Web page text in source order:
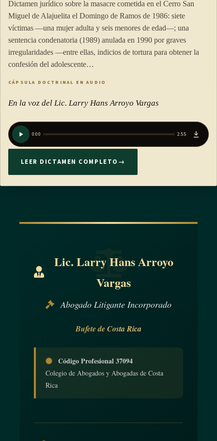
Dictamen jurídico sobre la masacre cometida en el Cerro San
Miguel de Alajuelita el Domingo de Ramos de 1986: siete
víctimas —una mujer adulta y seis menores de edad—; una
sentencia condenatoria (1989) anulada en 1990 por graves
irregularidades —entre ellas, indicios de tortura para obtener la
confesión del adolescente…
CÁPSULA DOCTRINAL EN AUDIO
En la voz del Lic. Larry Hans Arroyo Vargas
0:00 2:55
LEER DICTAMEN COMPLETO →
Lic. Larry Hans Arroyo
Vargas
Abogado Litigante Incorporado
Bufete de Costa Rica
Código Profesional 37094
Colegio de Abogados y Abogadas de Costa
Rica